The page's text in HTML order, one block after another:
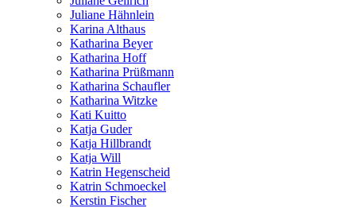
Juliane Hähnlein
Karina Althaus
Katharina Beyer
Katharina Hoff
Katharina Prüßmann
Katharina Schaufler
Katharina Witzke
Kati Kuitto
Katja Guder
Katja Hillbrandt
Katja Will
Katrin Hegenscheid
Katrin Schmoeckel
Kerstin Fischer